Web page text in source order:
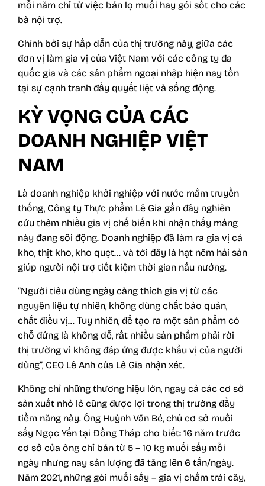
mỗi năm chỉ từ việc bán lọ muối hay gói sốt cho các
bà nội trợ.
Chính bởi sự hấp dẫn của thị trường này, giữa các
đơn vị làm gia vị của Việt Nam với các công ty đa
quốc gia và các sản phẩm ngoại nhập hiện nay tồn
tại sự cạnh tranh đầy quyết liệt và sống động.
KỲ VỌNG CỦA CÁC
DOANH NGHIỆP VIỆT
NAM
Là doanh nghiệp khởi nghiệp với nước mắm truyền
thống, Công ty Thực phẩm Lê Gia gần đây nghiên
cứu thêm nhiều gia vị chế biến khi nhận thấy mảng
này đang sôi động. Doanh nghiệp đã làm ra gia vị cá
kho, thịt kho, kho quẹt… và tới đây là hạt nêm hải sản
giúp người nội trợ tiết kiệm thời gian nấu nướng.
“Người tiêu dùng ngày càng thích gia vị từ các
nguyên liệu tự nhiên, không dùng chất bảo quản,
chất điều vị… Tuy nhiên, để tạo ra một sản phẩm có
chỗ đứng là không dễ, rất nhiều sản phẩm phải rời
thị trường vì không đáp ứng được khẩu vị của người
dùng”, CEO Lê Anh của Lê Gia nhận xét.
Không chỉ những thương hiệu lớn, ngay cả các cơ sở
sản xuất nhỏ lẻ cũng được lợi trong thị trường đầy
tiềm năng này. Ông Huỳnh Văn Bé, chủ cơ sở muối
sấy Ngọc Yến tại Đồng Tháp cho biết: 16 năm trước
cơ sở của ông chỉ bán từ 5 – 10 kg muối sấy mỗi
ngày nhưng nay sản lượng đã tăng lên 6 tấn/ngày.
Năm 2021, những gói muối sấy – gia vị chấm trái cây,